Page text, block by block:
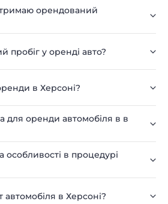
орендований
пробіг у оренді авто?
в Херсоні?
для оренди автомобіля в в
особливості в процедурі
автомобіля в Херсоні?